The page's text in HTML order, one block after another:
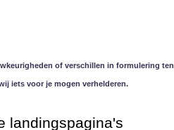
of verschillen in formulering ten
iets voor je mogen verhelderen.
landingspagina's